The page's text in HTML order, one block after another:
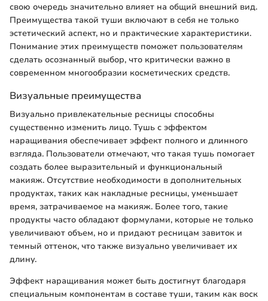
свою очередь значительно влияет на общий внешний вид.
Преимущества такой туши включают в себя не только
эстетический аспект, но и практические характеристики.
Понимание этих преимуществ поможет пользователям
сделать осознанный выбор, что критически важно в
современном многообразии косметических средств.
Визуальные преимущества
Визуально привлекательные ресницы способны
существенно изменить лицо. Тушь с эффектом
наращивания обеспечивает эффект полного и длинного
взгляда. Пользователи отмечают, что такая тушь помогает
создать более выразительный и функциональный
макияж. Отсутствие необходимости в дополнительных
продуктах, таких как накладные ресницы, уменьшает
время, затрачиваемое на макияж. Более того, такие
продукты часто обладают формулами, которые не только
увеличивают объем, но и придают ресницам завиток и
темный оттенок, что также визуально увеличивает их
длину.
Эффект наращивания может быть достигнут благодаря
специальным компонентам в составе туши, таким как воск